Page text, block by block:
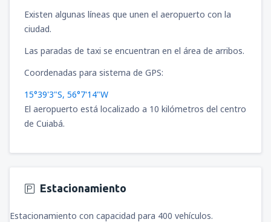
Existen algunas líneas que unen el aeropuerto con la
ciudad.
Las paradas de taxi se encuentran en el área de arribos.
Coordenadas para sistema de GPS:
15°39'3"S, 56°7'14"W
El aeropuerto está localizado a 10 kilómetros del centro
de Cuiabá.
Estacionamiento
Estacionamiento con capacidad para 400 vehículos.